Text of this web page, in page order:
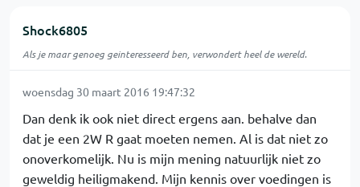
Shock6805
Als je maar genoeg geinteresseerd ben, verwondert heel de wereld.
woensdag 30 maart 2016 19:47:32
Dan denk ik ook niet direct ergens aan. behalve dan
dat je een 2W R gaat moeten nemen. Al is dat niet zo
onoverkomelijk. Nu is mijn mening natuurlijk niet zo
geweldig heiligmakend. Mijn kennis over voedingen is